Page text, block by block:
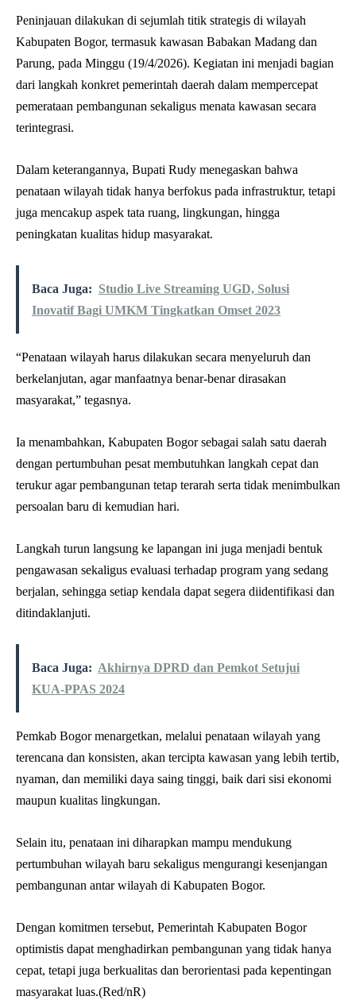
Peninjauan dilakukan di sejumlah titik strategis di wilayah
Kabupaten Bogor, termasuk kawasan Babakan Madang dan
Parung, pada Minggu (19/4/2026). Kegiatan ini menjadi bagian
dari langkah konkret pemerintah daerah dalam mempercepat
pemerataan pembangunan sekaligus menata kawasan secara
terintegrasi.
Dalam keterangannya, Bupati Rudy menegaskan bahwa
penataan wilayah tidak hanya berfokus pada infrastruktur, tetapi
juga mencakup aspek tata ruang, lingkungan, hingga
peningkatan kualitas hidup masyarakat.
Baca Juga: Studio Live Streaming UGD, Solusi
Inovatif Bagi UMKM Tingkatkan Omset 2023
“Penataan wilayah harus dilakukan secara menyeluruh dan
berkelanjutan, agar manfaatnya benar-benar dirasakan
masyarakat,” tegasnya.
Ia menambahkan, Kabupaten Bogor sebagai salah satu daerah
dengan pertumbuhan pesat membutuhkan langkah cepat dan
terukur agar pembangunan tetap terarah serta tidak menimbulkan
persoalan baru di kemudian hari.
Langkah turun langsung ke lapangan ini juga menjadi bentuk
pengawasan sekaligus evaluasi terhadap program yang sedang
berjalan, sehingga setiap kendala dapat segera diidentifikasi dan
ditindaklanjuti.
Baca Juga: Akhirnya DPRD dan Pemkot Setujui
KUA-PPAS 2024
Pemkab Bogor menargetkan, melalui penataan wilayah yang
terencana dan konsisten, akan tercipta kawasan yang lebih tertib,
nyaman, dan memiliki daya saing tinggi, baik dari sisi ekonomi
maupun kualitas lingkungan.
Selain itu, penataan ini diharapkan mampu mendukung
pertumbuhan wilayah baru sekaligus mengurangi kesenjangan
pembangunan antar wilayah di Kabupaten Bogor.
Dengan komitmen tersebut, Pemerintah Kabupaten Bogor
optimistis dapat menghadirkan pembangunan yang tidak hanya
cepat, tetapi juga berkualitas dan berorientasi pada kepentingan
masyarakat luas.(Red/nR)